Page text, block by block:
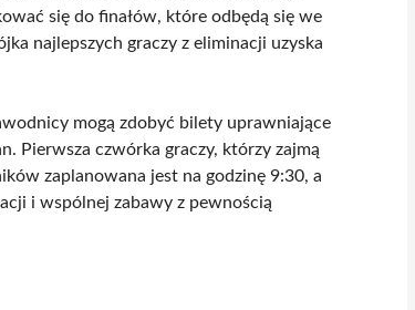
się do finałów, które odbędą się we
najlepszych graczy z eliminacji uzyska
mogą zdobyć bilety uprawniające
Pierwsza czwórka graczy, którzy zajmą
zaplanowana jest na godzinę 9:30, a
i wspólnej zabawy z pewnością